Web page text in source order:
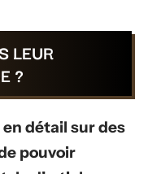
LEUR
?
détail sur des
pouvoir